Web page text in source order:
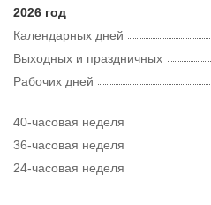
2026 год
Календарных дней
Рабочих дней
Выходных и праздничных
40-часовая неделя
36-часовая неделя
24-часовая неделя